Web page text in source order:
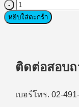
จำนวน
Notebook
KATANA
15
ชิ้น
หยิบใส่ตะกร้า
ติดต่อสอบถ
เบอร์โทร. 02-